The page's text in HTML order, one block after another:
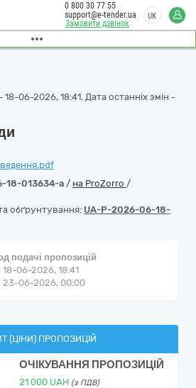
Замовити дзвінок
0 800 30 77 55
support@e-tender.ua
UK
06-2026, 18:41. Дата останніх змін -
18-013634-a / на ProZorro /
обґрунтування: UA-P-2026-06-18-
подачі пропозицій
18-06-2026, 18:41
23-06-2026, 00:00
(ЦІНИ) ПРОПОЗИЦІЙ
ОЧІКУВАННЯ ПРОПОЗИЦІЙ
21 000 UAH (з ПДВ)